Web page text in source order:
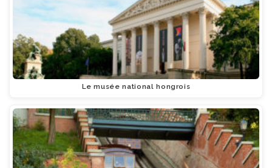
Le musée national hongrois